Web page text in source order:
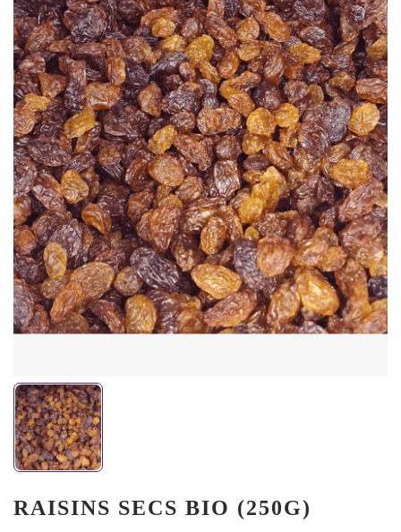
RAISINS SECS BIO (250G)